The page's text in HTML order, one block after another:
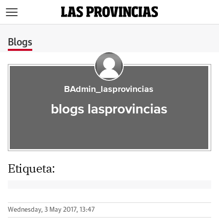
Blogs
BAdmin_lasprovincias
blogs lasprovincias
Etiqueta:
Wednesday, 3 May 2017, 13:47